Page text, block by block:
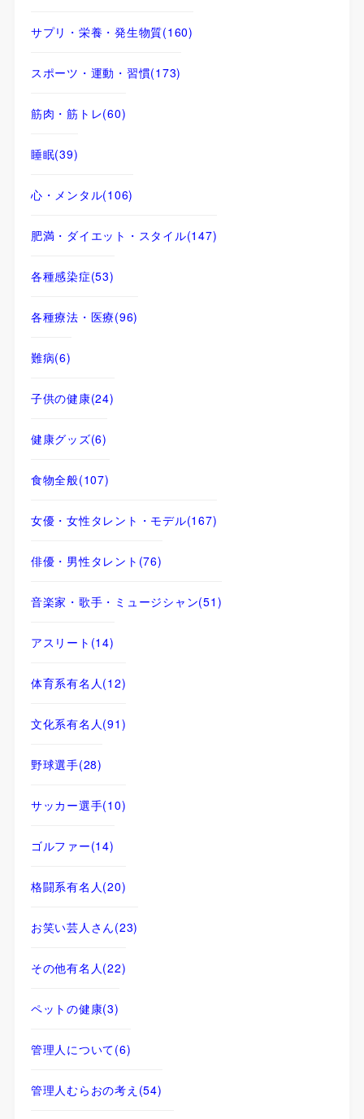
サプリ・栄養・発生物質(160)
スポーツ・運動・習慣(173)
筋肉・筋トレ(60)
睡眠(39)
心・メンタル(106)
肥満・ダイエット・スタイル(147)
各種感染症(53)
各種療法・医療(96)
難病(6)
子供の健康(24)
健康グッズ(6)
食物全般(107)
女優・女性タレント・モデル(167)
俳優・男性タレント (76)
音楽家・歌手・ミュージシャン(51)
アスリート (14)
体育系有名人 (12)
文化系有名人 (91)
野球選手(28)
サッカー選手(10)
ゴルファー(14)
格闘系有名人 (20)
お笑い芸人さん(23)
その他有名人 (22)
ペットの健康(3)
管理人について(6)
管理人むらおの考え (54)